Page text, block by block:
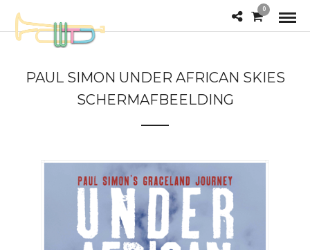
0
PAUL SIMON UNDER AFRICAN SKIES
SCHERMAFBEELDING